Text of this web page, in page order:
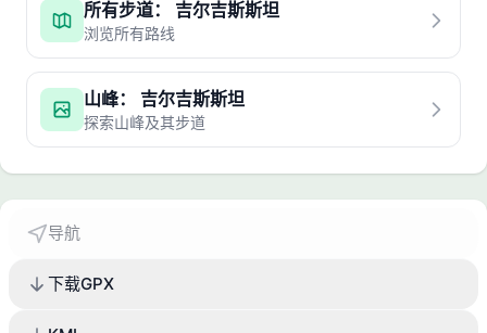
所有步道： 吉尔吉斯斯坦
浏览所有路线
山峰： 吉尔吉斯斯坦
探索山峰及其步道
导航
下载GPX